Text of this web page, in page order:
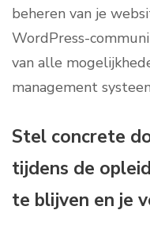
beheren van je
WordPress-
van alle
management
Stel concrete
tijdens de
te blijven en je